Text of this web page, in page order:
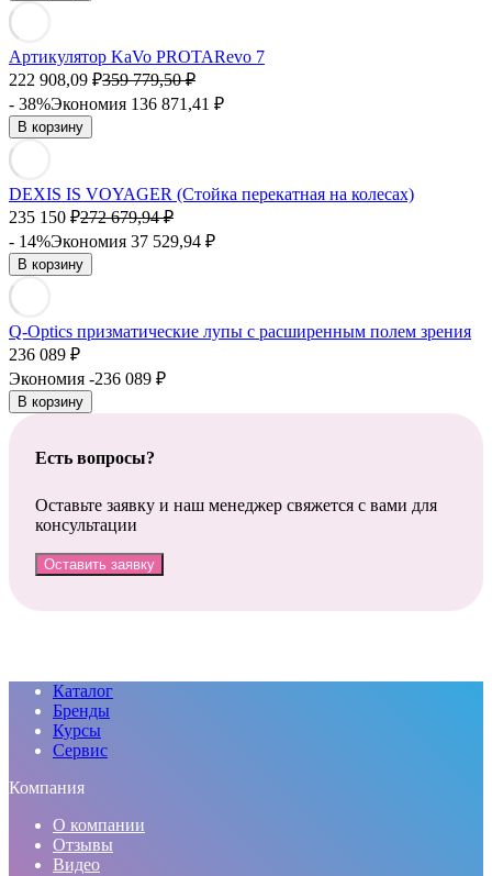
Артикулятор KaVo PROTARevo 7
222 908,09 ₽359 779,50 ₽
- 38%Экономия 136 871,41 ₽
В корзину
DEXIS IS VOYAGER (Стойка перекатная на колесах)
235 150 ₽272 679,94 ₽
- 14%Экономия 37 529,94 ₽
В корзину
Q-Optics призматические лупы с расширенным полем зрения
236 089 ₽
Экономия -236 089 ₽
В корзину
Есть вопросы?
Оставьте заявку и наш менеджер свяжется с вами для
консультации
Оставить заявку
Каталог
Бренды
Курсы
Сервис
Компания
О компании
Отзывы
Видео